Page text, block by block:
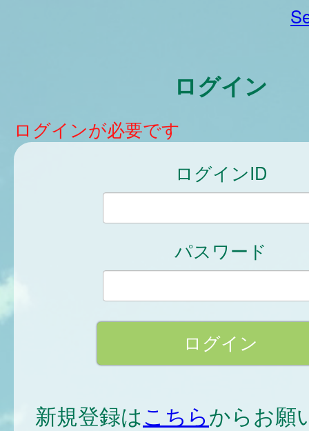
ログイン
ログインが必要です
ログインID
パスワード
新規登録はこちらからお願